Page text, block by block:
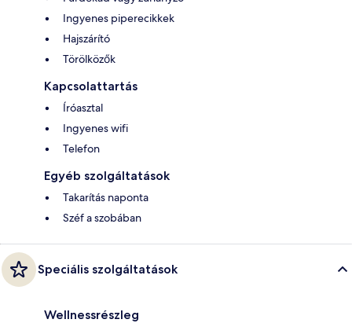
Ingyenes piperecikkek
Hajszárító
Törölközők
Kapcsolattartás
Íróasztal
Ingyenes wifi
Telefon
Egyéb szolgáltatások
Takarítás naponta
Széf a szobában
Speciális szolgáltatások
Wellnessrészleg